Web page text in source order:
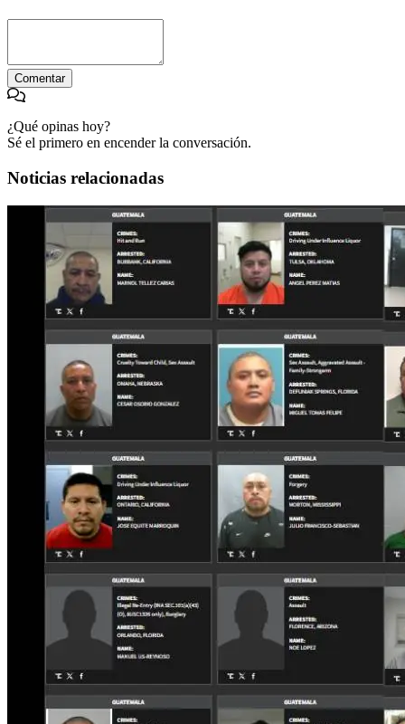
Comentar
¿Qué opinas hoy?
Sé el primero en encender la conversación.
Noticias relacionadas